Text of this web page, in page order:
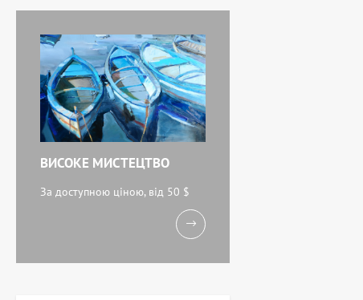
ВИСОКЕ МИСТЕЦТВО
За доступною ціною, від 50 $
11,238 UAH
Картина Абстракція
триптих, художник Бурда
Ярослав
71,920 UAH
художник Кокін Михайло